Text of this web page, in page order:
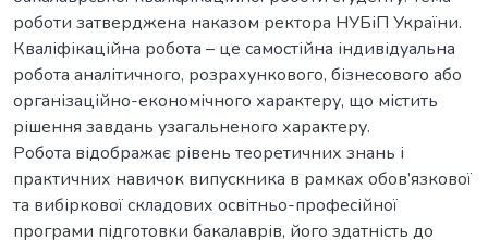
роботи затверджена наказом ректора НУБіП України.
Кваліфікаційна робота – це самостійна індивідуальна
робота аналітичного, розрахункового, бізнесового або
організаційно-економічного характеру, що містить
рішення завдань узагальненого характеру.
Робота відображає рівень теоретичних знань і
практичних навичок випускника в рамках обов’язкової
та вибіркової складових освітньо-професійної
програми підготовки бакалаврів, його здатність до